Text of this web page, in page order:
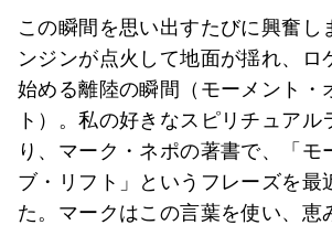
この瞬間を思い出すたびに興奮し
ンジンが点火して地面が揺れ、ロ
始める離陸の瞬間（モーメント・
ト）。私の好きなスピリチュアル
り、マーク・ネポの著書で、「モ
ブ・リフト」というフレーズを最
た。マークはこの言葉を使い、恵